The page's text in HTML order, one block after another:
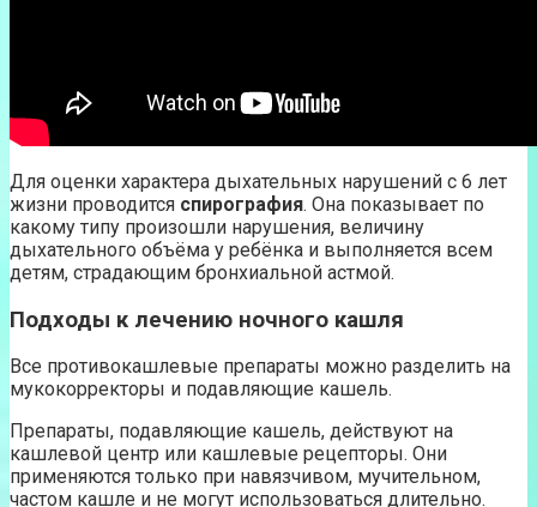
Для оценки характера дыхательных нарушений с 6 лет
жизни проводится спирография. Она показывает по
какому типу произошли нарушения, величину
дыхательного объёма у ребёнка и выполняется всем
детям, страдающим бронхиальной астмой.
Подходы к лечению ночного кашля
Все противокашлевые препараты можно разделить на
мукокорректоры и подавляющие кашель.
Препараты, подавляющие кашель, действуют на
кашлевой центр или кашлевые рецепторы. Они
применяются только при навязчивом, мучительном,
частом кашле и не могут использоваться длительно.